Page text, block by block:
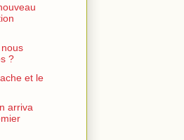
?
et le
arriva